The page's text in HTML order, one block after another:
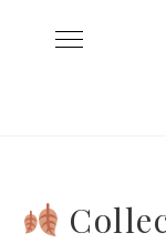
Toggle